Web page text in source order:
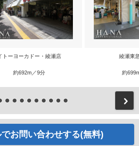
トーヨーカドー・綾瀬店
約692m／9分
綾瀬東
約
でお問い合わせする(無料)